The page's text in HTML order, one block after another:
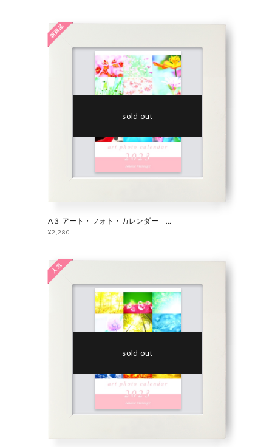
sold out
A３ アート・フォト・カレンダー 2023 「 Flower 」
¥2,280
sold out